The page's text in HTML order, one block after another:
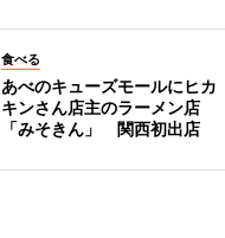
食べる
あべのキューズモールにヒカ
キンさん店主のラーメン店
「みそきん」 関西初出店